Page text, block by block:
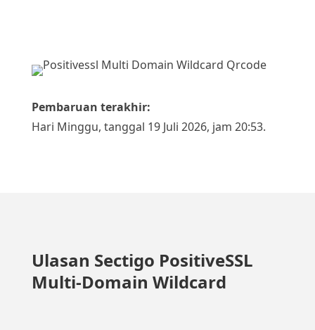
Pembaruan terakhir:
Hari Minggu, tanggal 19 Juli 2026, jam 20:53.
Ulasan Sectigo PositiveSSL
Multi-Domain Wildcard